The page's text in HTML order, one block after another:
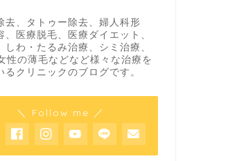
去、タトゥー除去、婦人科形
、医療脱毛、医療ダイエット、
しわ・たるみ治療、シミ治療、
性の薄毛などなど様々な治療を
るクリニックのブログです。
＼ Follow me ／